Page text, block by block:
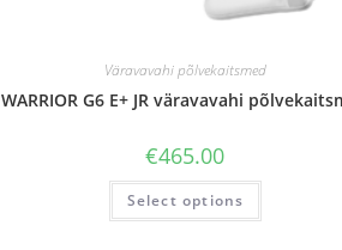
Väravavahi põlvekaitsmed
WARRIOR G6 E+ JR väravavahi
€465.00
Select options